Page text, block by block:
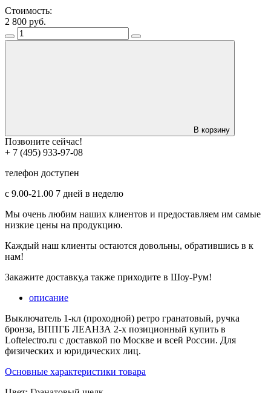
Стоимость:
2 800 руб.
В корзину
Позвоните сейчас!
+ 7 (495) 933-97-08
телефон доступен
с 9.00-21.00 7 дней в неделю
Мы очень любим наших клиентов и предоставляем им самые
низкие цены на продукцию.
Каждый наш клиенты остаются довольны, обратившись в к
нам!
Закажите доставку,а также приходите в Шоу-Рум!
описание
Выключатель 1-кл (проходной) ретро гранатовый, ручка
бронза, ВППГБ ЛЕАНЗА 2-х позиционный купить в
Loftelectro.ru c доставкой по Москве и всей России. Для
физических и юридических лиц.
Основные характеристики товара